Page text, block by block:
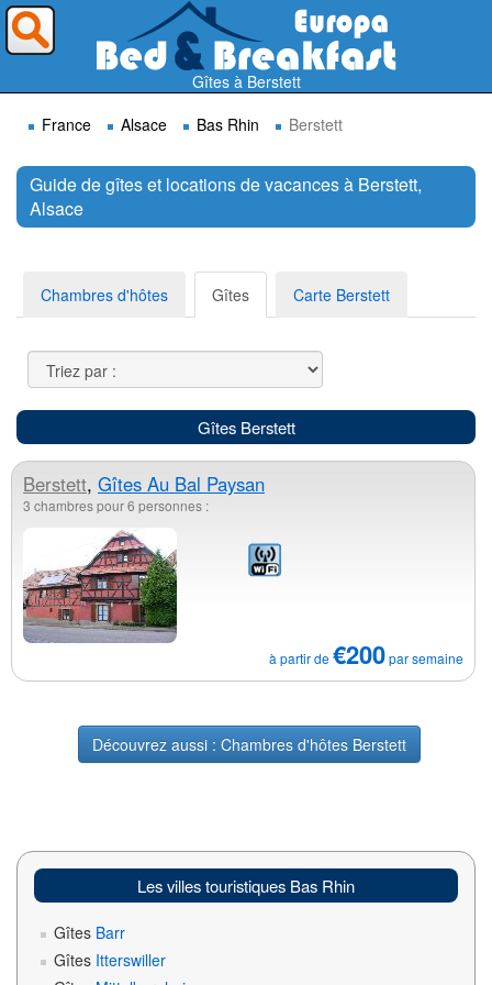
Gîtes à Berstett
France
Alsace Bas Rhin Berstett
Guide de gîtes et locations de vacances à Berstett,
Alsace
Chambres d'hôtes Gîtes Carte Berstett
Gîtes Berstett
Berstett, Gîtes Au Bal Paysan
3 chambres pour 6 personnes :
à partir de€200par semaine
Découvrez aussi : Chambres d'hôtes Berstett
Les villes touristiques Bas Rhin
Gîtes Barr
Gîtes Itterswiller
Où voulez-vous partir ?